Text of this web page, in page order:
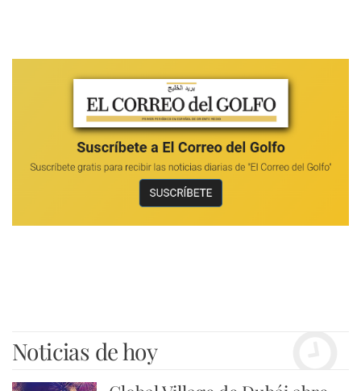
Noticias de hoy